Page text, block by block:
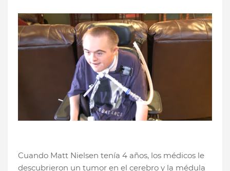
Cuando Matt Nielsen tenía 4 años, los médicos le
descubrieron un tumor en el cerebro y la médula